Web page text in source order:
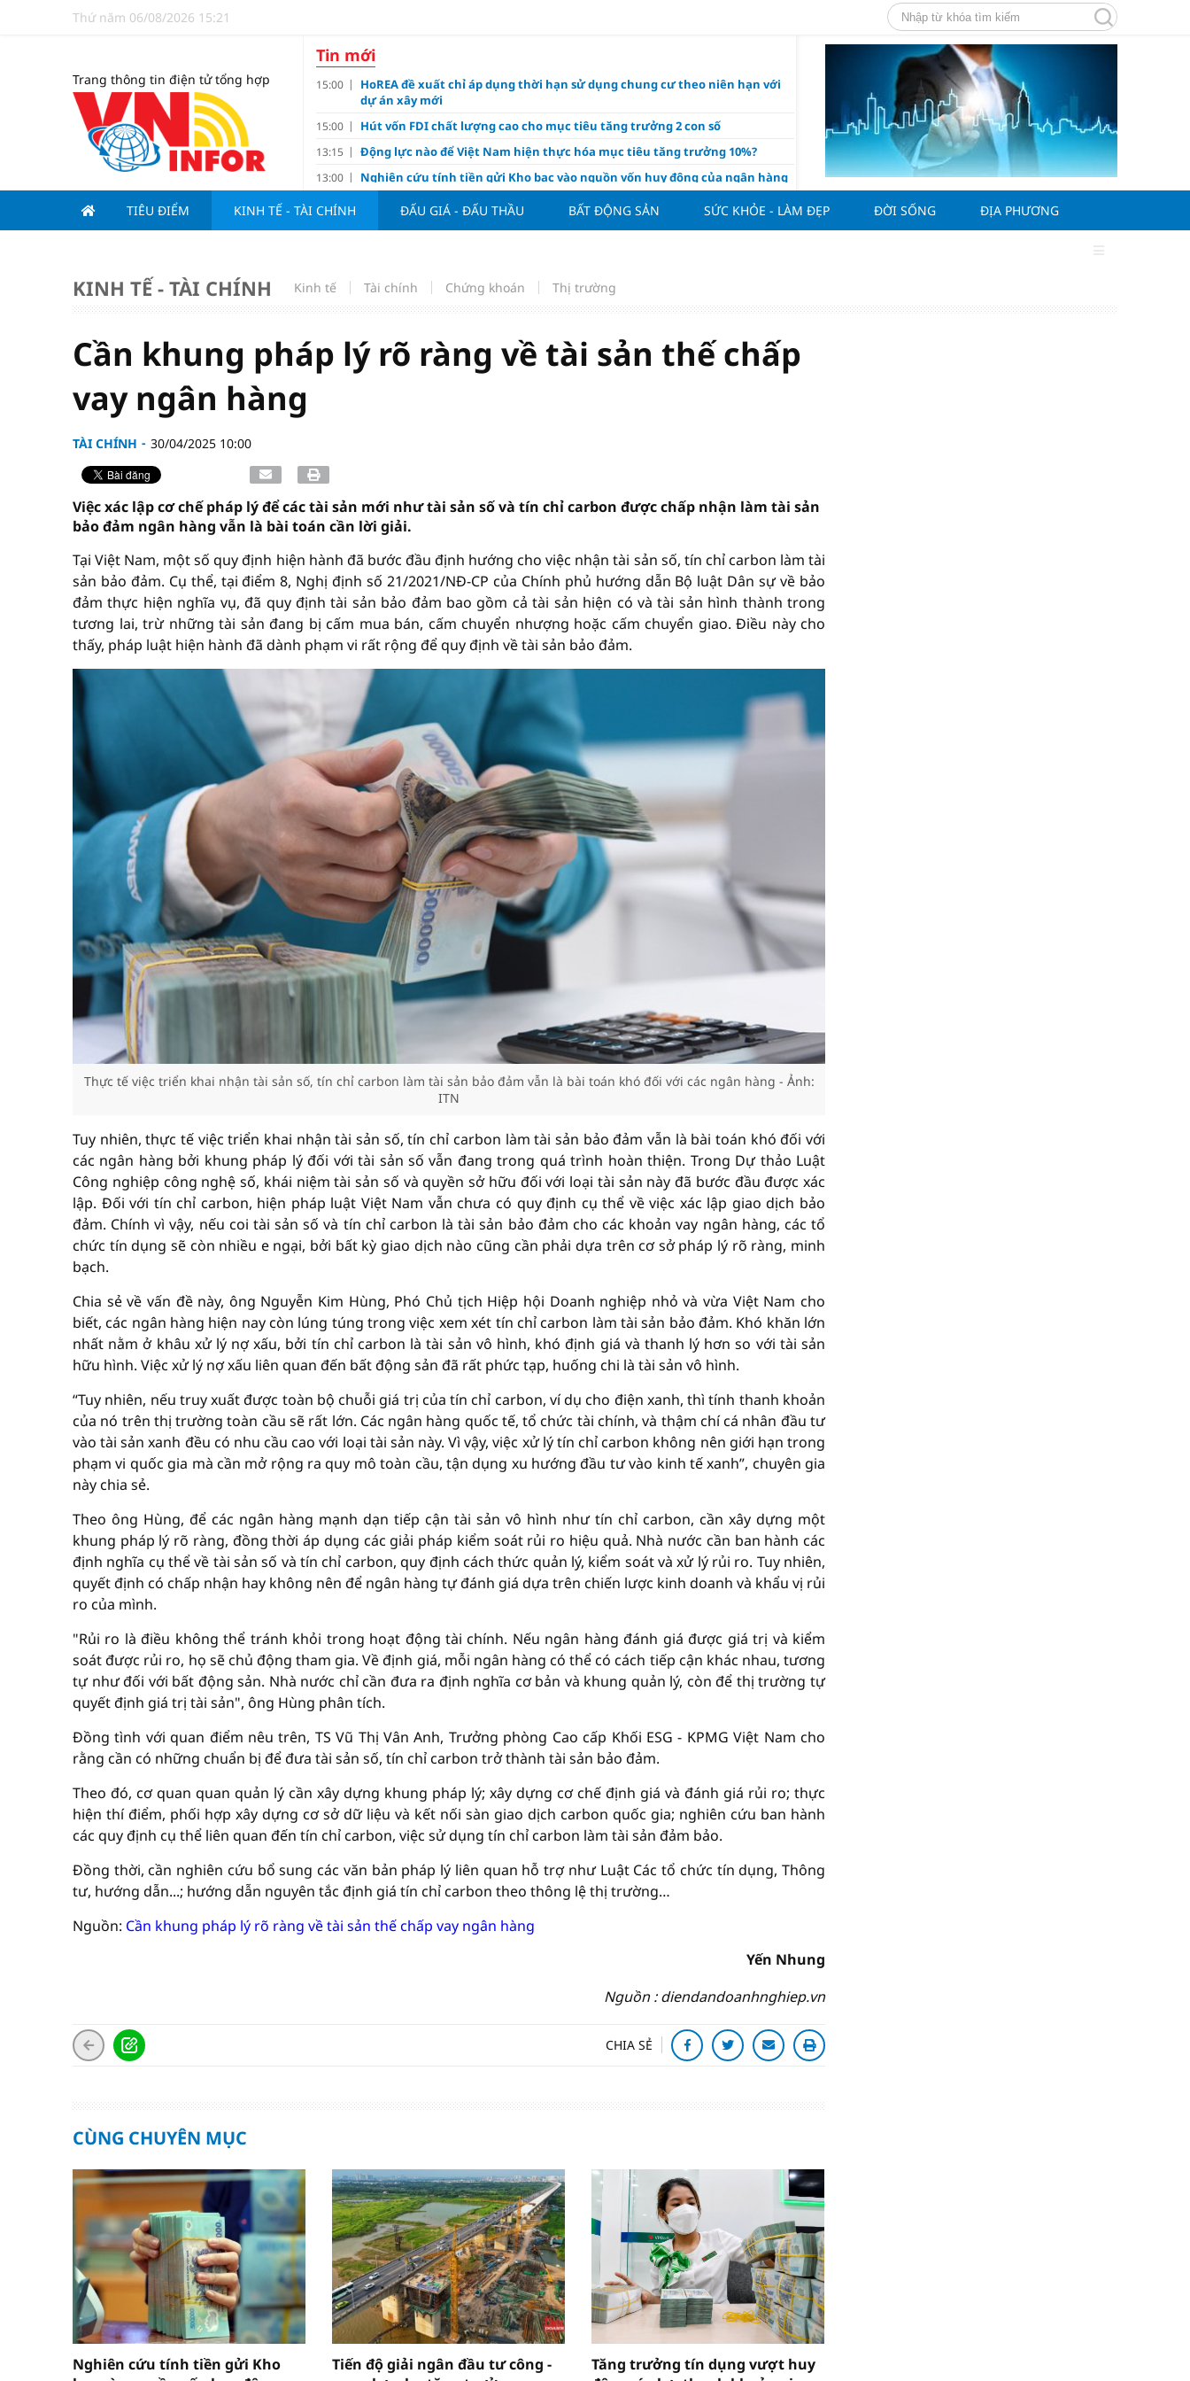
Thứ năm 06/08/2026 15:21
Trang thông tin điện tử tổng hợp
Tin mới
15:00
HoREA đề xuất chỉ áp dụng thời hạn sử dụng chung cư theo niên hạn với
dự án xây mới
15:00 Hút vốn FDI chất lượng cao cho mục tiêu tăng trưởng 2 con số
13:15 Động lực nào để Việt Nam hiện thực hóa mục tiêu tăng trưởng 10%?
13:00 Nghiên cứu tính tiền gửi Kho bạc vào nguồn vốn huy động của ngân hàng
11:00 Vì sao Mỹ cùng Nhật Bản "nâng đỡ" đồng yên?
10:10 Dùng lá tía tô thế nào để hỗ trợ làm đẹp da, mượt tóc?
10:07
Tuyển Việt Nam tính bài toán xoay tua tại ASEAN Cup 2026 và màn đáp trả
nảy lửa của Hoàng Hên
09:00 Khơi thông nguồn cung vật liệu xây dựng
TIÊU ĐIỂM KINH TẾ - TÀI CHÍNH ĐẤU GIÁ - ĐẤU THẦU BẤT ĐỘNG SẢN SỨC KHỎE - LÀM ĐẸP ĐỜI SỐNG ĐỊA PHƯƠNG
KINH TẾ - TÀI CHÍNH Kinh tế Tài chính Chứng khoán Thị trường
Cần khung pháp lý rõ ràng về tài sản thế chấp
vay ngân hàng
TÀI CHÍNH 30/04/2025 10:00
Việc xác lập cơ chế pháp lý để các tài sản mới như tài sản số và tín chỉ carbon được chấp nhận làm tài sản
bảo đảm ngân hàng vẫn là bài toán cần lời giải.
Tại Việt Nam, một số quy định hiện hành đã bước đầu định hướng cho việc nhận tài sản số, tín chỉ carbon làm tài
sản bảo đảm. Cụ thể, tại điểm 8, Nghị định số 21/2021/NĐ-CP của Chính phủ hướng dẫn Bộ luật Dân sự về bảo
đảm thực hiện nghĩa vụ, đã quy định tài sản bảo đảm bao gồm cả tài sản hiện có và tài sản hình thành trong
tương lai, trừ những tài sản đang bị cấm mua bán, cấm chuyển nhượng hoặc cấm chuyển giao. Điều này cho
thấy, pháp luật hiện hành đã dành phạm vi rất rộng để quy định về tài sản bảo đảm.
Thực tế việc triển khai nhận tài sản số, tín chỉ carbon làm tài sản bảo đảm vẫn là bài toán khó đối với các ngân hàng - Ảnh:
ITN
Tuy nhiên, thực tế việc triển khai nhận tài sản số, tín chỉ carbon làm tài sản bảo đảm vẫn là bài toán khó đối với
các ngân hàng bởi khung pháp lý đối với tài sản số vẫn đang trong quá trình hoàn thiện. Trong Dự thảo Luật
Công nghiệp công nghệ số, khái niệm tài sản số và quyền sở hữu đối với loại tài sản này đã bước đầu được xác
lập. Đối với tín chỉ carbon, hiện pháp luật Việt Nam vẫn chưa có quy định cụ thể về việc xác lập giao dịch bảo
đảm. Chính vì vậy, nếu coi tài sản số và tín chỉ carbon là tài sản bảo đảm cho các khoản vay ngân hàng, các tổ
chức tín dụng sẽ còn nhiều e ngại, bởi bất kỳ giao dịch nào cũng cần phải dựa trên cơ sở pháp lý rõ ràng, minh
bạch.
Chia sẻ về vấn đề này, ông Nguyễn Kim Hùng, Phó Chủ tịch Hiệp hội Doanh nghiệp nhỏ và vừa Việt Nam cho
biết, các ngân hàng hiện nay còn lúng túng trong việc xem xét tín chỉ carbon làm tài sản bảo đảm. Khó khăn lớn
nhất nằm ở khâu xử lý nợ xấu, bởi tín chỉ carbon là tài sản vô hình, khó định giá và thanh lý hơn so với tài sản
hữu hình. Việc xử lý nợ xấu liên quan đến bất động sản đã rất phức tạp, huống chi là tài sản vô hình.
“Tuy nhiên, nếu truy xuất được toàn bộ chuỗi giá trị của tín chỉ carbon, ví dụ cho điện xanh, thì tính thanh khoản
của nó trên thị trường toàn cầu sẽ rất lớn. Các ngân hàng quốc tế, tổ chức tài chính, và thậm chí cá nhân đầu tư
vào tài sản xanh đều có nhu cầu cao với loại tài sản này. Vì vậy, việc xử lý tín chỉ carbon không nên giới hạn trong
phạm vi quốc gia mà cần mở rộng ra quy mô toàn cầu, tận dụng xu hướng đầu tư vào kinh tế xanh”, chuyên gia
này chia sẻ.
Theo ông Hùng, để các ngân hàng mạnh dạn tiếp cận tài sản vô hình như tín chỉ carbon, cần xây dựng một
khung pháp lý rõ ràng, đồng thời áp dụng các giải pháp kiểm soát rủi ro hiệu quả. Nhà nước cần ban hành các
định nghĩa cụ thể về tài sản số và tín chỉ carbon, quy định cách thức quản lý, kiểm soát và xử lý rủi ro. Tuy nhiên,
quyết định có chấp nhận hay không nên để ngân hàng tự đánh giá dựa trên chiến lược kinh doanh và khẩu vị rủi
ro của mình.
"Rủi ro là điều không thể tránh khỏi trong hoạt động tài chính. Nếu ngân hàng đánh giá được giá trị và kiểm
soát được rủi ro, họ sẽ chủ động tham gia. Về định giá, mỗi ngân hàng có thể có cách tiếp cận khác nhau, tương
tự như đối với bất động sản. Nhà nước chỉ cần đưa ra định nghĩa cơ bản và khung quản lý, còn để thị trường tự
quyết định giá trị tài sản", ông Hùng phân tích.
Đồng tình với quan điểm nêu trên, TS Vũ Thị Vân Anh, Trưởng phòng Cao cấp Khối ESG - KPMG Việt Nam cho
rằng cần có những chuẩn bị để đưa tài sản số, tín chỉ carbon trở thành tài sản bảo đảm.
Theo đó, cơ quan quan quản lý cần xây dựng khung pháp lý; xây dựng cơ chế định giá và đánh giá rủi ro; thực
hiện thí điểm, phối hợp xây dựng cơ sở dữ liệu và kết nối sàn giao dịch carbon quốc gia; nghiên cứu ban hành
các quy định cụ thể liên quan đến tín chỉ carbon, việc sử dụng tín chỉ carbon làm tài sản đảm bảo.
Đồng thời, cần nghiên cứu bổ sung các văn bản pháp lý liên quan hỗ trợ như Luật Các tổ chức tín dụng, Thông
tư, hướng dẫn...; hướng dẫn nguyên tắc định giá tín chỉ carbon theo thông lệ thị trường…
Nguồn: Cần khung pháp lý rõ ràng về tài sản thế chấp vay ngân hàng
Yến Nhung
Nguồn : diendandoanhnghiep.vn
CHIA SẺ
CÙNG CHUYÊN MỤC
Nghiên cứu tính tiền gửi Kho
Tiến độ giải ngân đầu tư công -
Tăng trưởng tín dụng vượt huy